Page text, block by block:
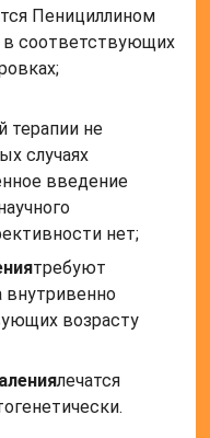
Пенициллином
в соответствующих
терапии не
случаях
введение
нет;
требуют
внутривенно
возрасту
лечатся